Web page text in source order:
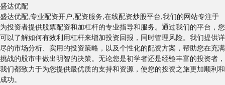
盛达优配
盛达优配,专业配资开户,配资服务,在线配资炒股平台,我们的网站专注于
为投资者提供股票配资和加杠杆的专业指导和服务。通过我们的平台，您
可以了解如何有效利用杠杆来增加投资回报，同时管理风险。我们提供详
尽的市场分析、实用的投资策略，以及个性化的配资方案，帮助您在充满
挑战的股市中做出明智的决策。无论您是初学者还是经验丰富的投资者，
我们都致力于为您提供最优质的支持和资源，使您的投资之旅更加顺利和
成功。